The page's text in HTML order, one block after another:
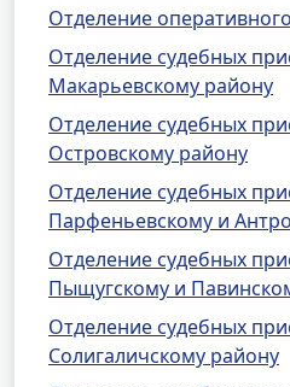
Отделение
Отделение судебных
Макарьевскому району
Отделение судебных
Островскому району
Отделение судебных
Парфеньевскому и
Отделение судебных
Пыщугскому и
Отделение судебных
Солигаличскому району